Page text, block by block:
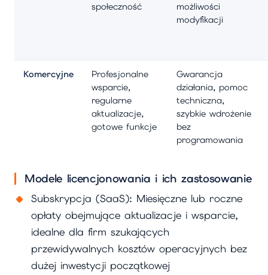
społeczność
możliwości
modyfikacji
Komercyjne
Profesjonalne
wsparcie,
regularne
aktualizacje,
gotowe funkcje
Gwarancja
działania, pomoc
techniczna,
szybkie wdrożenie
bez
programowania
Modele licencjonowania i ich zastosowanie
Subskrypcja (SaaS): Miesięczne lub roczne
opłaty obejmujące aktualizacje i wsparcie,
idealne dla firm szukających
przewidywalnych kosztów operacyjnych bez
dużej inwestycji początkowej